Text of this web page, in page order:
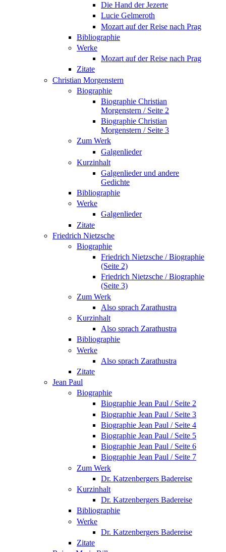
Die Hand der Jezerte
Lucie Gelmeroth
Mozart auf der Reise nach Prag
Bibliographie
Werke
Mozart auf der Reise nach Prag
Zitate
Christian Morgenstern
Biographie
Biographie Christian
Morgenstern / Seite 2
Biographie Christian
Morgenstern / Seite 3
Zum Werk
Galgenlieder
Kurzinhalt
Galgenlieder und andere
Gedichte
Bibliographie
Werke
Galgenlieder
Zitate
Friedrich Nietzsche
Biographie
Friedrich Nietzsche / Biographie
(Seite 2)
Friedrich Nietzsche / Biographie
(Seite 3)
Zum Werk
Also sprach Zarathustra
Kurzinhalt
Also sprach Zarathustra
Bibliographie
Werke
Also sprach Zarathustra
Zitate
Jean Paul
Biographie
Biographie Jean Paul / Seite 2
Biographie Jean Paul / Seite 3
Biographie Jean Paul / Seite 4
Biographie Jean Paul / Seite 5
Biographie Jean Paul / Seite 6
Biographie Jean Paul / Seite 7
Zum Werk
Dr. Katzenbergers Badereise
Kurzinhalt
Dr. Katzenbergers Badereise
Bibliographie
Werke
Dr. Katzenbergers Badereise
Zitate